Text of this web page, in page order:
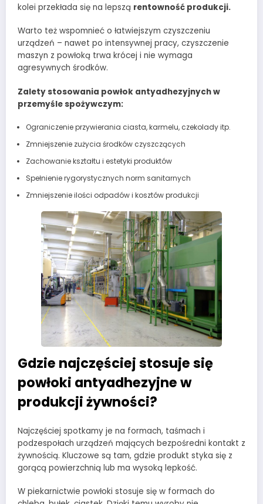
kolei przekłada się na lepszą rentowność produkcji.
Warto też wspomnieć o łatwiejszym czyszczeniu
urządzeń – nawet po intensywnej pracy, czyszczenie
maszyn z powłoką trwa krócej i nie wymaga
agresywnych środków.
Zalety stosowania powłok antyadhezyjnych w
przemyśle spożywczym:
Ograniczenie przywierania ciasta, karmelu, czekolady itp.
Zmniejszenie zużycia środków czyszczących
Zachowanie kształtu i estetyki produktów
Spełnienie rygorystycznych norm sanitarnych
Zmniejszenie ilości odpadów i kosztów produkcji
Gdzie najczęściej stosuje się
powłoki antyadhezyjne w
produkcji żywności?
Najczęściej spotkamy je na formach, taśmach i
podzespołach urządzeń mających bezpośredni kontakt z
żywnością. Kluczowe są tam, gdzie produkt styka się z
gorącą powierzchnią lub ma wysoką lepkość.
W piekarnictwie powłoki stosuje się w formach do